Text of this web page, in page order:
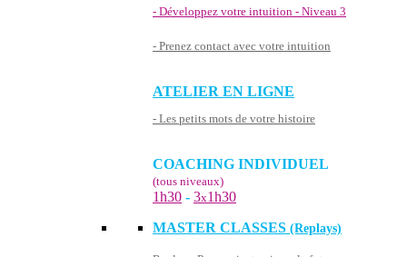
- Développez votre intuition - Niveau 3
- Prenez contact avec votre intuition
ATELIER EN LIGNE
- Les petits mots de votre histoire
COACHING INDIVIDUEL
(tous niveaux)
1h30 - 3x1h30
MASTER CLASSES (Replays)